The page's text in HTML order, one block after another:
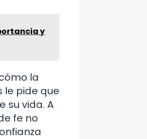
y
la
le pide que
su vida. A
fe no